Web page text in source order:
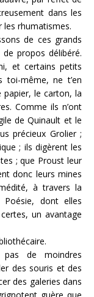
dans les
rhumatismes.
de ces grands
propos délibéré.
et certains petits
même, ne t’en
le carton, la
Comme ils n’ont
de Quinault et le
précieux Grolier ;
; ils digèrent les
; que Proust leur
donc leurs mines
à travers la
Poésie, dont elles
un avantage
pas de moindres
des souris et des
des galeries dans